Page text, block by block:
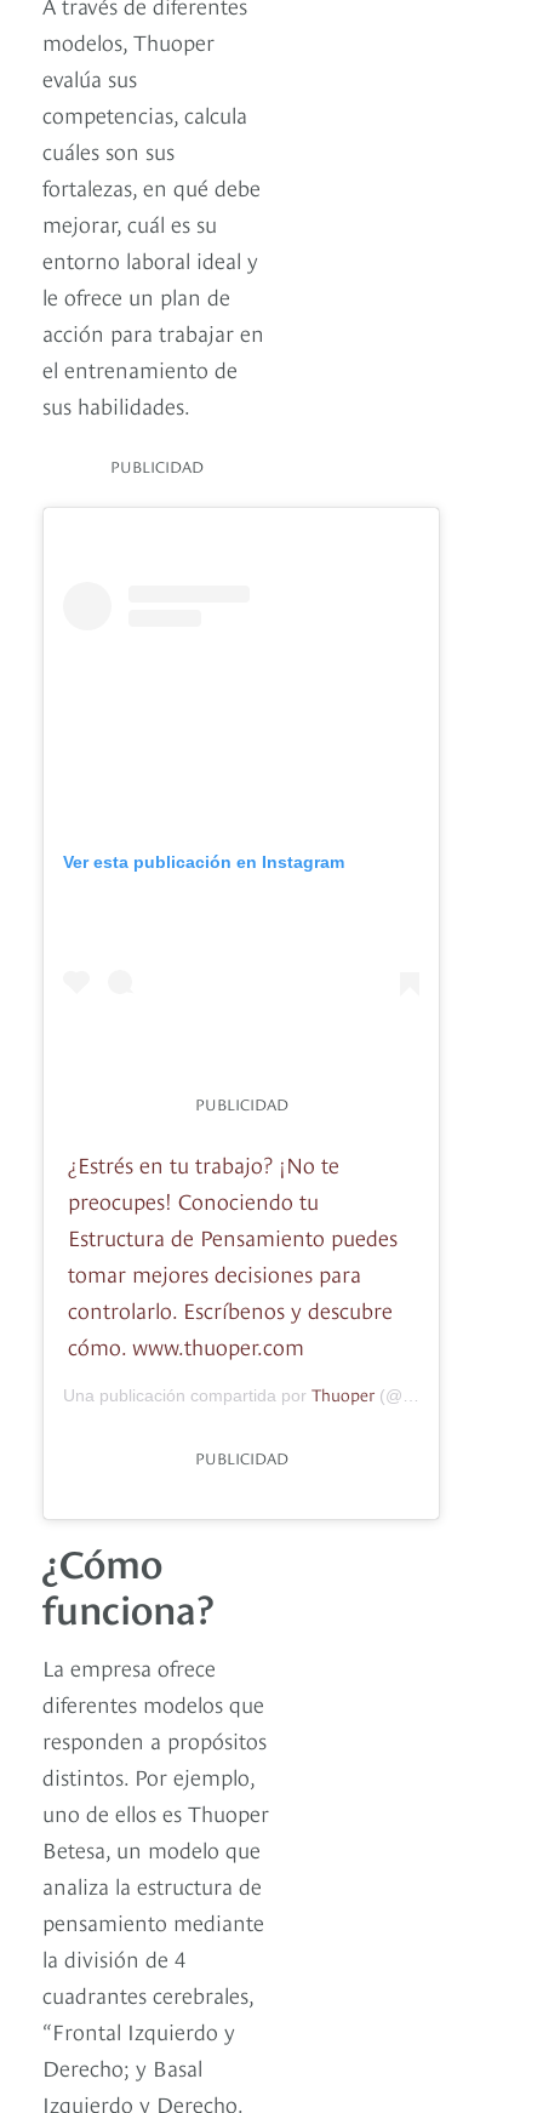
modelos, Thuoper
evalúa sus
competencias, calcula
cuáles son sus
fortalezas, en qué debe
mejorar, cuál es su
entorno laboral ideal y
le ofrece un plan de
acción para trabajar en
el entrenamiento de
sus habilidades.
PUBLICIDAD
Ver esta publicación en Instagram
PUBLICIDAD
¿Estrés en tu trabajo? ¡No te
preocupes! Conociendo tu
Estructura de Pensamiento puedes
tomar mejores decisiones para
controlarlo. Escríbenos y descubre
cómo. www.thuoper.com
Una publicación compartida por Thuoper (@thuoper.latam) el
PUBLICIDAD
¿Cómo
funciona?
La empresa ofrece
diferentes modelos que
responden a propósitos
distintos. Por ejemplo,
uno de ellos es Thuoper
Betesa, un modelo que
analiza la estructura de
pensamiento mediante
la división de 4
cuadrantes cerebrales,
“Frontal Izquierdo y
Derecho; y Basal
Izquierdo y Derecho.